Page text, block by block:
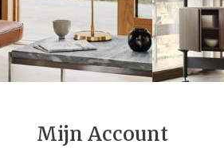
Mijn Account